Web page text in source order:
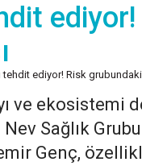
tehdit ediyor! Risk
ve ekosistemi
Sağlık Grubu
Genç,